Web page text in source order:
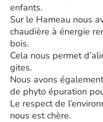
enfants.
Sur le Hameau nous
chaudière à énergie
bois.
Cela nous permet
gites.
Nous avons
de phyto épuration
Le respect de
nous est chère.